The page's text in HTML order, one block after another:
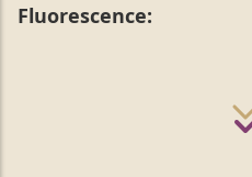
Fluorescence: